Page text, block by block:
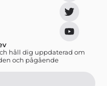
håll dig uppdaterad om
och pågående